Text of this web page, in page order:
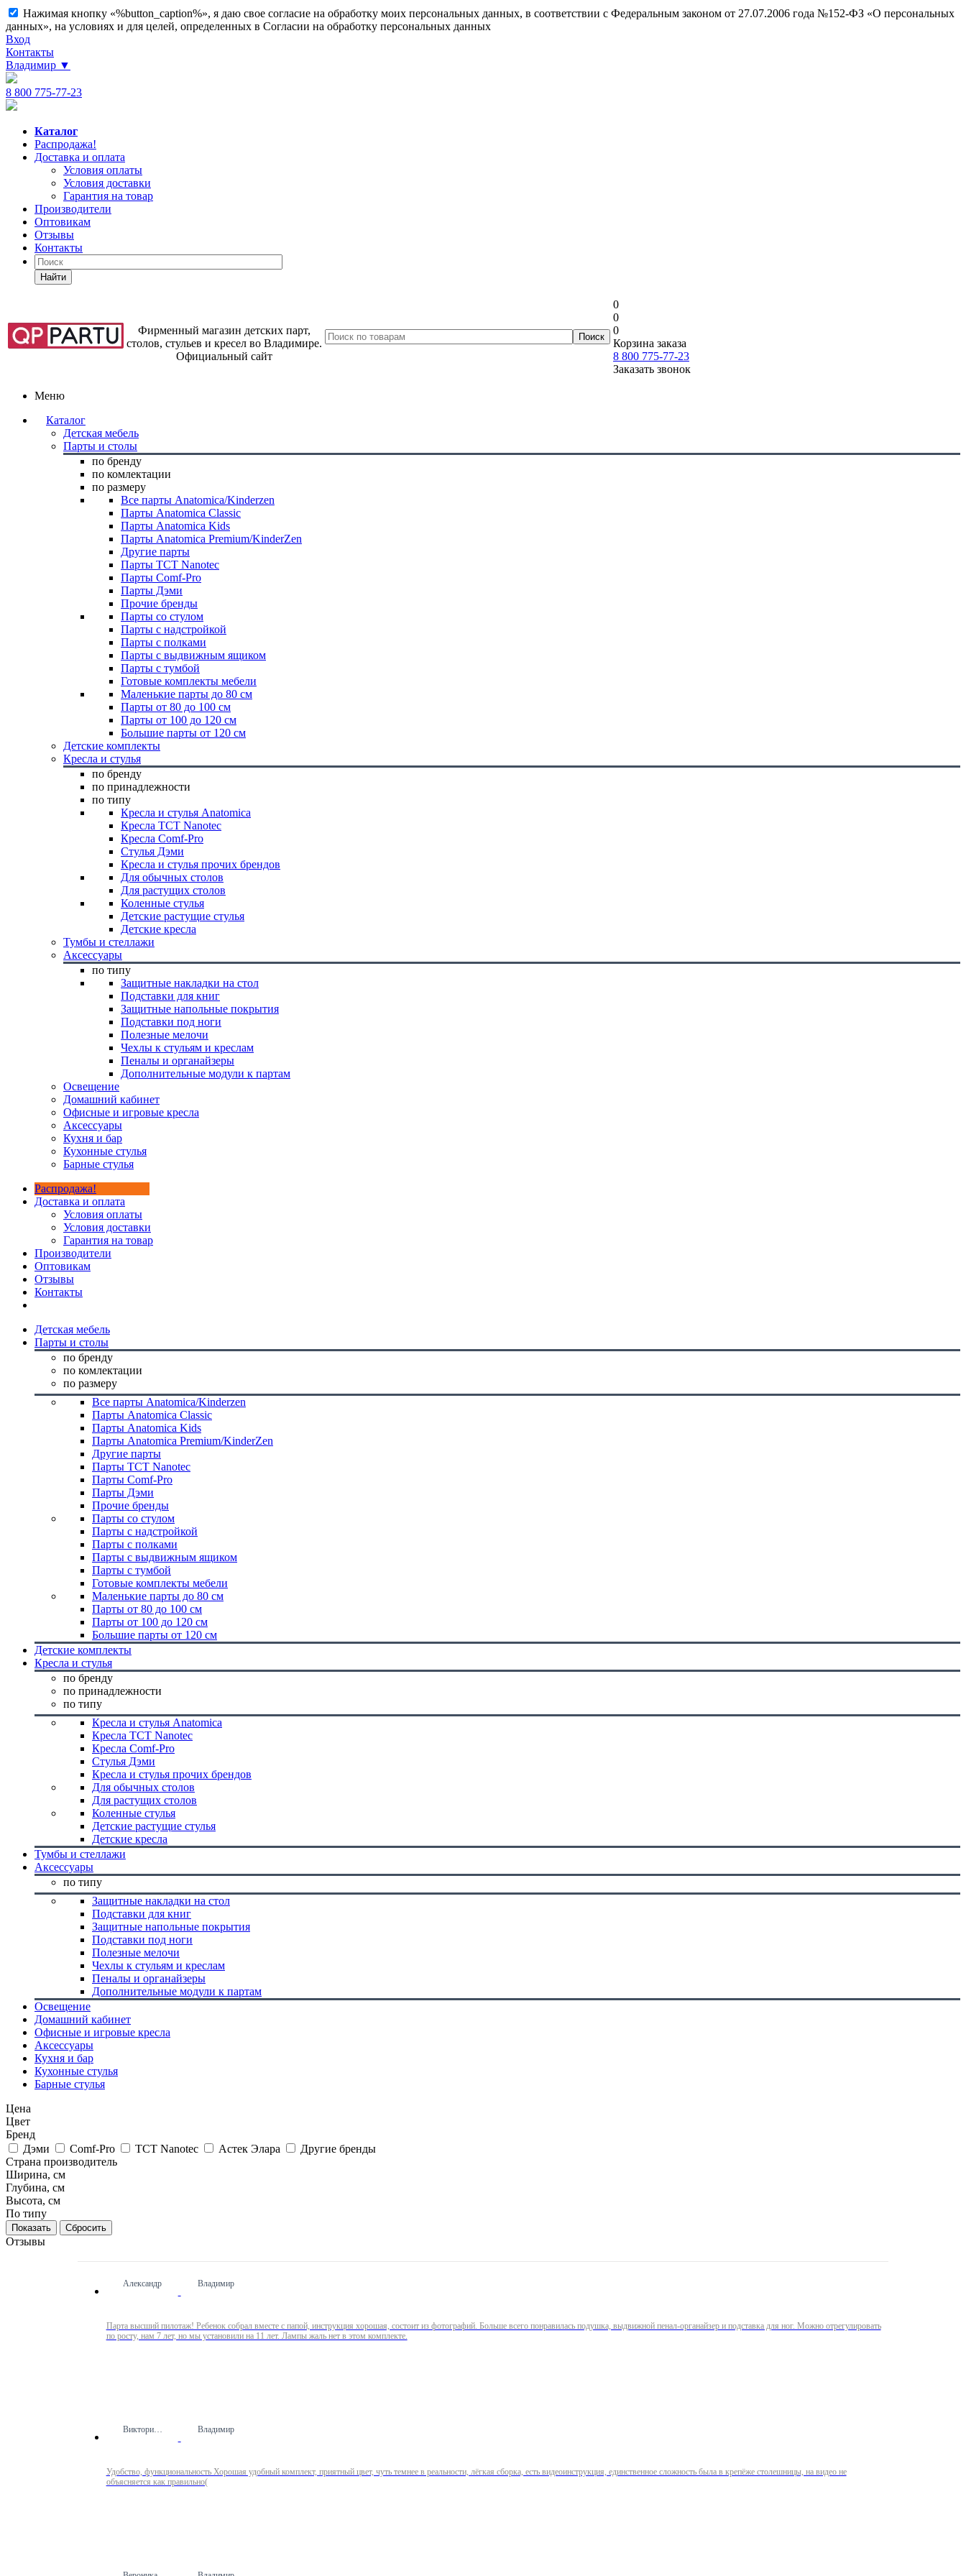
Нажимая кнопку «%button_caption%», я даю свое согласие на обработку моих персональных данных, в соответствии с Федеральным законом от 27.07.2006 года №152-ФЗ «О персональных
данных», на условиях и для целей, определенных в Согласии на обработку персональных данных
Вход
Контакты
Владимир ▼
8 800 775-77-23
Каталог
Распродажа!
Доставка и оплата
Условия оплаты
Условия доставки
Гарантия на товар
Производители
Оптовикам
Отзывы
Контакты
Найти
Фирменный магазин детских парт,
столов, стульев и кресел во Владимире.
Официальный сайт
0
0
0
Корзина заказа
8 800 775-77-23
Заказать звонок
Меню
Каталог
Детская мебель
Парты и столы
по бренду
по комлектации
по размеру
Все парты Anatomica/Kinderzen
Парты Anatomica Classic
Парты Anatomica Kids
Парты Anatomica Premium/KinderZen
Другие парты
Парты TCT Nanotec
Парты Comf-Pro
Парты Дэми
Прочие бренды
Парты со стулом
Парты с надстройкой
Парты с полками
Парты с выдвижным ящиком
Парты с тумбой
Готовые комплекты мебели
Маленькие парты до 80 см
Парты от 80 до 100 см
Парты от 100 до 120 см
Большие парты от 120 см
Детские комплекты
Кресла и стулья
по бренду
по принадлежности
по типу
Кресла и стулья Anatomica
Кресла TCT Nanotec
Кресла Comf-Pro
Стулья Дэми
Кресла и стулья прочих брендов
Для обычных столов
Для растущих столов
Коленные стулья
Детские растущие стулья
Детские кресла
Тумбы и стеллажи
Аксессуары
по типу
Защитные накладки на стол
Подставки для книг
Защитные напольные покрытия
Подставки под ноги
Полезные мелочи
Чехлы к стульям и креслам
Пеналы и органайзеры
Дополнительные модули к партам
Освещение
Домашний кабинет
Офисные и игровые кресла
Аксессуары
Кухня и бар
Кухонные стулья
Барные стулья
Распродажа!
Доставка и оплата
Условия оплаты
Условия доставки
Гарантия на товар
Производители
Оптовикам
Отзывы
Контакты
Детская мебель
Парты и столы
по бренду
по комлектации
по размеру
Все парты Anatomica/Kinderzen
Парты Anatomica Classic
Парты Anatomica Kids
Парты Anatomica Premium/KinderZen
Другие парты
Парты TCT Nanotec
Парты Comf-Pro
Парты Дэми
Прочие бренды
Парты со стулом
Парты с надстройкой
Парты с полками
Парты с выдвижным ящиком
Парты с тумбой
Готовые комплекты мебели
Маленькие парты до 80 см
Парты от 80 до 100 см
Парты от 100 до 120 см
Большие парты от 120 см
Детские комплекты
Кресла и стулья
по бренду
по принадлежности
по типу
Кресла и стулья Anatomica
Кресла TCT Nanotec
Кресла Comf-Pro
Стулья Дэми
Кресла и стулья прочих брендов
Для обычных столов
Для растущих столов
Коленные стулья
Детские растущие стулья
Детские кресла
Тумбы и стеллажи
Аксессуары
по типу
Защитные накладки на стол
Подставки для книг
Защитные напольные покрытия
Подставки под ноги
Полезные мелочи
Чехлы к стульям и креслам
Пеналы и органайзеры
Дополнительные модули к партам
Освещение
Домашний кабинет
Офисные и игровые кресла
Аксессуары
Кухня и бар
Кухонные стулья
Барные стулья
Цена
Цвет
Бренд
Дэми
Comf-Pro TCT Nanotec Астек Элара
Другие бренды
Страна производитель
Ширина, см
Глубина, см
Высота, см
По типу
Сбросить
Отзывы
Александр Владимир
Парта высший пилотаж! Ребенок собрал вместе с папой, инструкция хорошая, состоит из фотографий. Больше всего понравилась подушка, выдвижной пенал-органайзер и подставка для ног. Можно отрегулировать
по росту, нам 7 лет, но мы установили на 11 лет. Лампы жаль нет в этом комплекте.
Виктория Ш. Владимир
Удобство, функциональность Хорошая удобный комплект, приятный цвет, чуть темнее в реальности, лёгкая сборка, есть видеоинструкция, единственное сложность была в крепёже столешницы, на видео не
объясняется как правильно(